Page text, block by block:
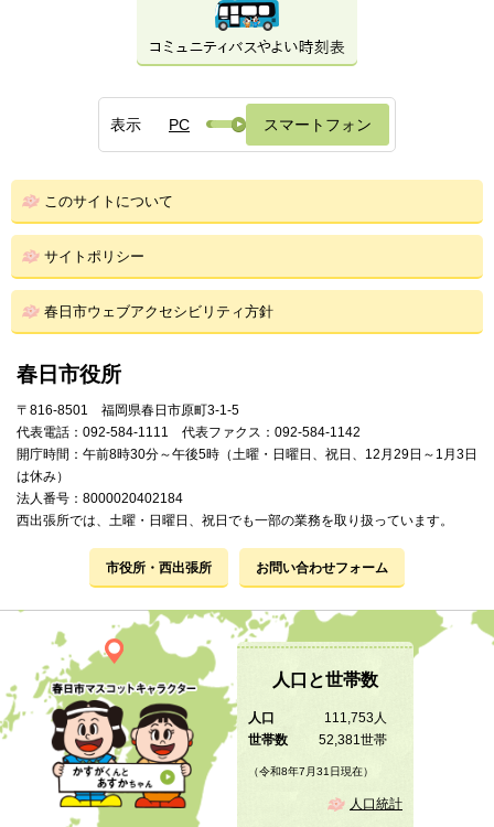
表示 PC スマートフォン
このサイトについて
サイトポリシー
春日市ウェブアクセシビリティ方針
春日市役所
〒816-8501 福岡県春日市原町3-1-5
代表電話：092-584-1111 代表ファクス：092-584-1142
開庁時間：午前8時30分～午後5時（土曜・日曜日、祝日、12月29日～1月3日
は休み）
法人番号：8000020402184
西出張所では、土曜・日曜日、祝日でも一部の業務を取り扱っています。
市役所・西出張所 お問い合わせフォーム
人口と世帯数
人口
111,753人
世帯数
52,381世帯
（令和8年7月31日現在）
人口統計